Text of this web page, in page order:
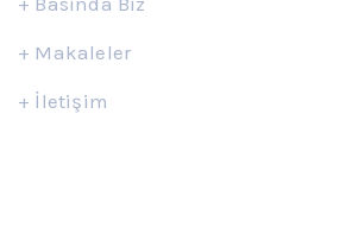
+ Makaleler
+ İletişim